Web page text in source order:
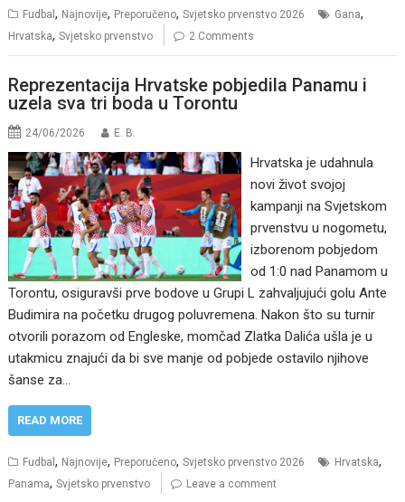
Fudbal, Najnovije, Preporučeno,Svjetsko prvenstvo 2026 Gana,
Hrvatska,Svjetsko prvenstvo 2 Comments
Reprezentacija Hrvatske pobjedila Panamu i
uzela sva tri boda u Torontu
24/06/2026 E. B.
Hrvatska je udahnula
novi život svojoj
kampanji na Svjetskom
prvenstvu u nogometu,
izborenom pobjedom
od 1:0 nad Panamom u
Torontu, osiguravši prve bodove u Grupi L zahvaljujući golu Ante
Budimira na početku drugog poluvremena. Nakon što su turnir
otvorili porazom od Engleske, momčad Zlatka Dalića ušla je u
utakmicu znajući da bi sve manje od pobjede ostavilo njihove
šanse za…
READ MORE
Fudbal, Najnovije, Preporučeno,Svjetsko prvenstvo 2026 Hrvatska,
Panama,Svjetsko prvenstvo Leave a comment